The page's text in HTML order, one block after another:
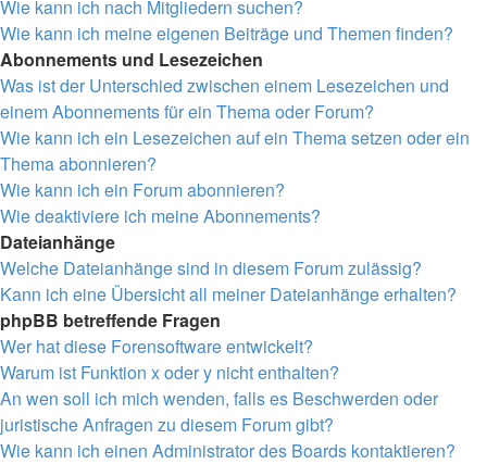
Wie kann ich nach Mitgliedern suchen?
Wie kann ich meine eigenen Beiträge und Themen finden?
Abonnements und Lesezeichen
Was ist der Unterschied zwischen einem Lesezeichen und
einem Abonnements für ein Thema oder Forum?
Wie kann ich ein Lesezeichen auf ein Thema setzen oder ein
Thema abonnieren?
Wie kann ich ein Forum abonnieren?
Wie deaktiviere ich meine Abonnements?
Dateianhänge
Welche Dateianhänge sind in diesem Forum zulässig?
Kann ich eine Übersicht all meiner Dateianhänge erhalten?
phpBB betreffende Fragen
Wer hat diese Forensoftware entwickelt?
Warum ist Funktion x oder y nicht enthalten?
An wen soll ich mich wenden, falls es Beschwerden oder
juristische Anfragen zu diesem Forum gibt?
Wie kann ich einen Administrator des Boards kontaktieren?